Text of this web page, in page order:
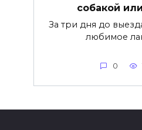
собакой
За три дня до
любимое
0